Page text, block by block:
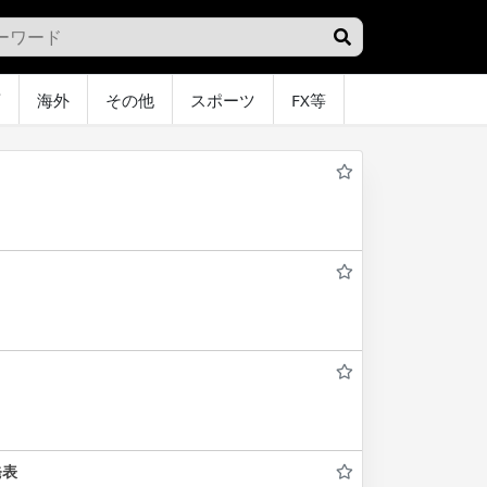
海外 その他 スポーツ FX等